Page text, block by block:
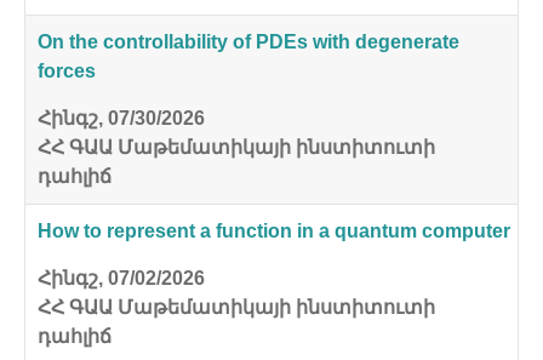
On the controllability of PDEs with degenerate
forces
Հինգշ, 07/30/2026
ՀՀ ԳԱԱ Մաթեմատիկայի ինստիտուտի
դահլիճ
How to represent a function in a quantum computer
Հինգշ, 07/02/2026
ՀՀ ԳԱԱ Մաթեմատիկայի ինստիտուտի
դահլիճ